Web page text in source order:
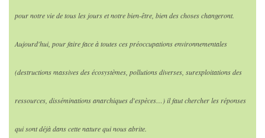
pour notre vie de tous les jours et notre bien-être, bien des choses changeront.
Aujourd'hui, pour faire face à toutes ces préoccupations environnementales
(destructions massives des écosystèmes, pollutions diverses, surexploitations des
ressources, disséminations anarchiques d'espèces…) il faut chercher les réponses
qui sont déjà dans cette nature qui nous abrite.